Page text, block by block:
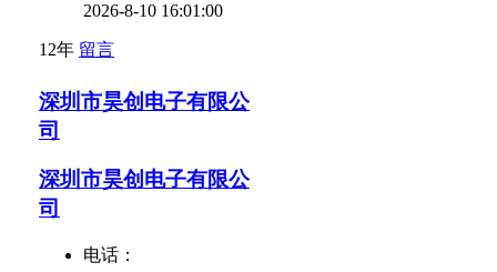
2026-8-10 16:01:00
12年 留言
深圳市昊创电子有限公
司
深圳市昊创电子有限公
司
电话：